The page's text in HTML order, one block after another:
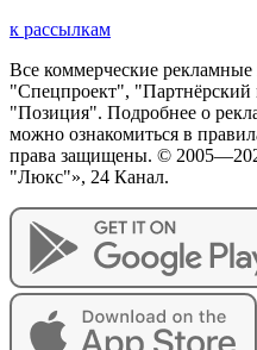
к рассылкам
Все коммерческие
"Спецпроект", "Партнёрский
"Позиция". Подробнее о
можно ознакомиться в
права защищены. © 2005—
"Люкс"», 24 Канал.